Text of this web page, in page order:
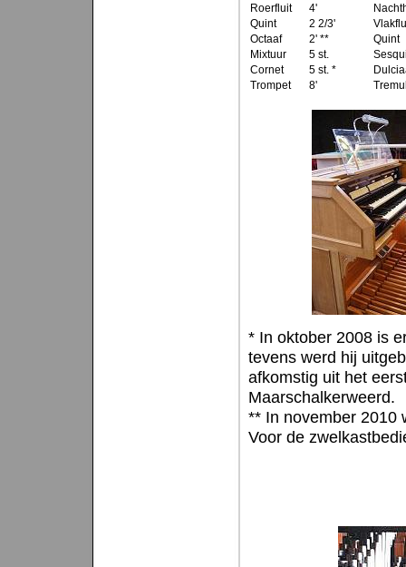
Roerfluit
4'
Quint
2 2/3'
Octaaf
2' **
Quint
Mixtuur
5 st.
Cornet
5 st. *
Trompet
8'
* In oktober 2008 is
tevens werd hij
afkomstig uit het
Maarschalkerweerd.
** In november 2010
Voor de